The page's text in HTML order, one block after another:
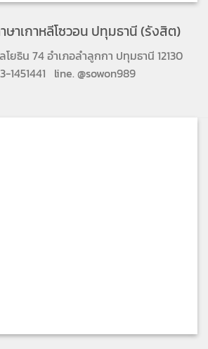
ษาเกาหลีโซวอน ปทุมธานี (รังสิต)
โยธิน 74 อำเภอลำลูกกา ปทุมธานี 12130
1451441 line. @sowon989